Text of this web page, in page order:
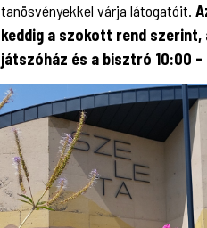
tanösvényekkel várja látogatóit.
keddig a szokott rend szerint,
játszóház és a bisztró 10:00